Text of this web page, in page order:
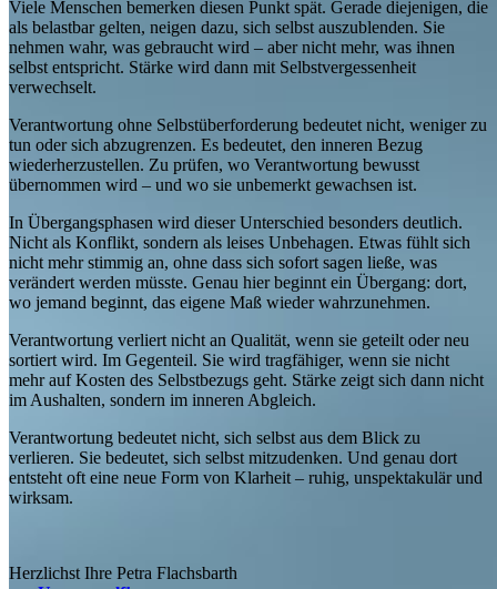
Viele Menschen bemerken diesen Punkt spät. Gerade diejenigen, die
als belastbar gelten, neigen dazu, sich selbst auszublenden. Sie
nehmen wahr, was gebraucht wird – aber nicht mehr, was ihnen
selbst entspricht. Stärke wird dann mit Selbstvergessenheit
verwechselt.
Verantwortung ohne Selbstüberforderung bedeutet nicht, weniger zu
tun oder sich abzugrenzen. Es bedeutet, den inneren Bezug
wiederherzustellen. Zu prüfen, wo Verantwortung bewusst
übernommen wird – und wo sie unbemerkt gewachsen ist.
In Übergangsphasen wird dieser Unterschied besonders deutlich.
Nicht als Konflikt, sondern als leises Unbehagen. Etwas fühlt sich
nicht mehr stimmig an, ohne dass sich sofort sagen ließe, was
verändert werden müsste. Genau hier beginnt ein Übergang: dort,
wo jemand beginnt, das eigene Maß wieder wahrzunehmen.
Verantwortung verliert nicht an Qualität, wenn sie geteilt oder neu
sortiert wird. Im Gegenteil. Sie wird tragfähiger, wenn sie nicht
mehr auf Kosten des Selbstbezugs geht. Stärke zeigt sich dann nicht
im Aushalten, sondern im inneren Abgleich.
Verantwortung bedeutet nicht, sich selbst aus dem Blick zu
verlieren. Sie bedeutet, sich selbst mitzudenken. Und genau dort
entsteht oft eine neue Form von Klarheit – ruhig, unspektakulär und
wirksam.
Herzlichst Ihre Petra Flachsbarth